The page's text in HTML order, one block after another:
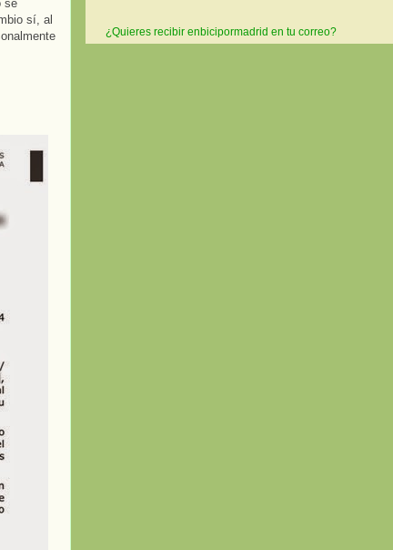
se
sí, al
¿Quieres recibir enbicipormadrid en tu correo?